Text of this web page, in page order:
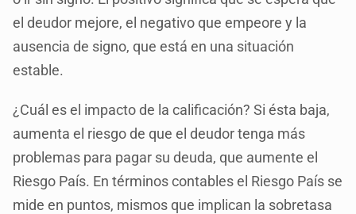
el deudor mejore, el negativo que empeore y la
ausencia de signo, que está en una situación
estable.
¿Cuál es el impacto de la calificación? Si ésta baja,
aumenta el riesgo de que el deudor tenga más
problemas para pagar su deuda, que aumente el
Riesgo País. En términos contables el Riesgo País se
mide en puntos, mismos que implican la sobretasa